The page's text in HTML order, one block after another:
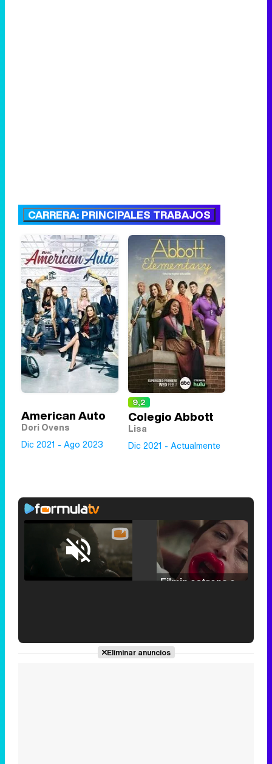
CARRERA: PRINCIPALES TRABAJOS
American Auto
Dori Ovens
Dic 2021 - Ago 2023
9,2
Colegio Abbott
Lisa
Dic 2021 - Actualmente
Unmute /
Loaded
25.30%
'120 Minutos' celebra sus 2.000 programas en Telemadrid con un vídeo del día a día en la redacción
Eliminar anuncios